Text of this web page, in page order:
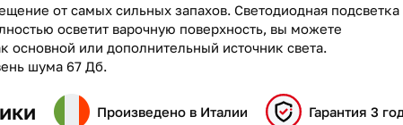
от самых сильных запахов. Светодиодная подсветка
осветит варочную поверхность, вы можете
основной или дополнительный источник света.
шума 67 Дб.
Произведено в Италии Гарантия 3